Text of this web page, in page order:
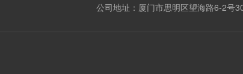
公司地址：厦门市思明区望海路6-2号